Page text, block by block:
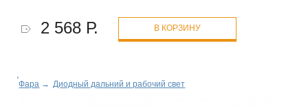
2 568 Р. В КОРЗИНУ
Фара → Диодный дальний и рабочий свет